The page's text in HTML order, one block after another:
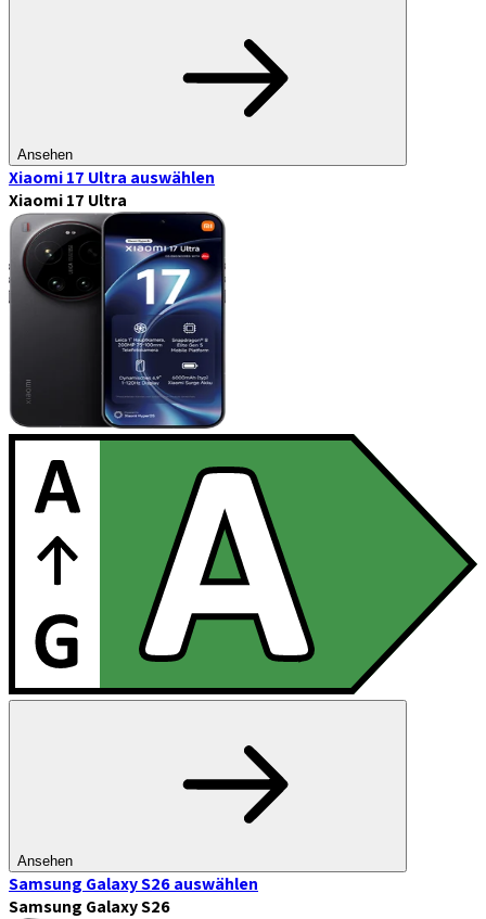
Ansehen
Xiaomi 17 Ultra auswählen
Xiaomi 17 Ultra
Ansehen
Samsung Galaxy S26auswählen
Samsung Galaxy S26